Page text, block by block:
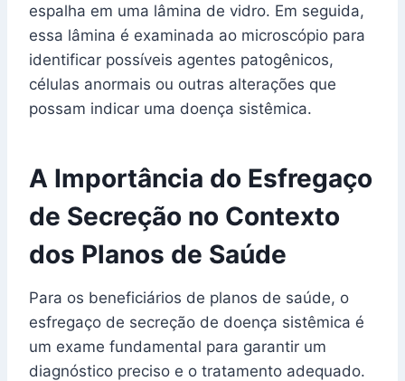
espalha em uma lâmina de vidro. Em seguida,
essa lâmina é examinada ao microscópio para
identificar possíveis agentes patogênicos,
células anormais ou outras alterações que
possam indicar uma doença sistêmica.
A Importância do Esfregaço
de Secreção no Contexto
dos Planos de Saúde
Para os beneficiários de planos de saúde, o
esfregaço de secreção de doença sistêmica é
um exame fundamental para garantir um
diagnóstico preciso e o tratamento adequado.